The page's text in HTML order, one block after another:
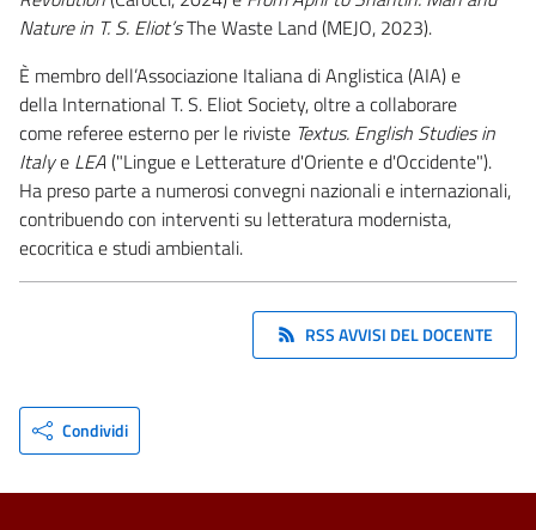
Nature in T. S. Eliot’sThe Waste Land(MEJO, 2023).
È membro dell’Associazione Italiana di Anglistica (AIA) e
della International T. S. Eliot Society, oltre a collaborare
come referee esterno per le riviste Textus. English Studies in
Italye LEA ("Lingue e Letterature d'Oriente e d'Occidente").
Ha preso parte a numerosi convegni nazionali e internazionali,
contribuendo con interventi su letteratura modernista,
ecocritica e studi ambientali.
RSS AVVISI DEL DOCENTE
Condividi